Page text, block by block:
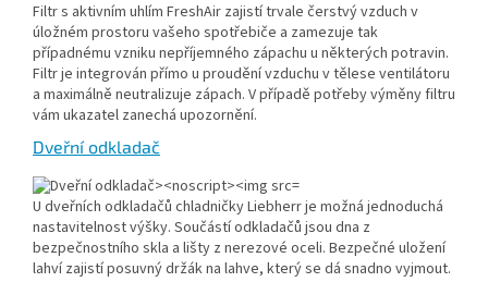
Filtr s aktivním uhlím FreshAir zajistí trvale čerstvý vzduch v
úložném prostoru vašeho spotřebiče a zamezuje tak
případnému vzniku nepříjemného zápachu u některých potravin.
Filtr je integrován přímo u proudění vzduchu v tělese ventilátoru
a maximálně neutralizuje zápach. V případě potřeby výměny filtru
vám ukazatel zanechá upozornění.
Dveřní odkladač
U dveřních odkladačů chladničky Liebherr je možná jednoduchá
nastavitelnost výšky. Součástí odkladačů jsou dna z
bezpečnostního skla a lišty z nerezové oceli. Bezpečné uložení
lahví zajistí posuvný držák na lahve, který se dá snadno vyjmout.